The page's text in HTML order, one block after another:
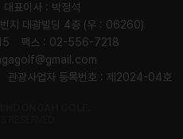
대표이사 : 박정석
지 대광빌딩 4층 (우 : 06260)
팩스 : 02-556-7218
관광사업자 등록번호 : 제2024-04호